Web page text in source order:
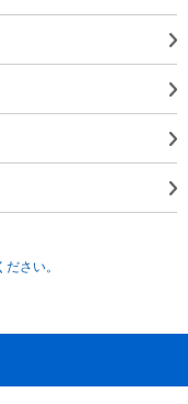
さい。